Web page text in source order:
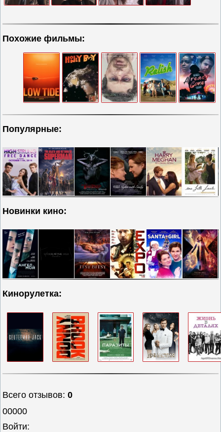
Похожие фильмы:
Популярные:
Новинки кино:
Кинорулетка:
Всего отзывов:0
00000
Войти: